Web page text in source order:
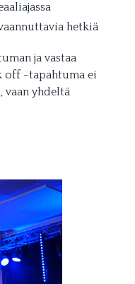
hetkiä
ja vastaa
off -tapahtuma ei
vaan yhdeltä